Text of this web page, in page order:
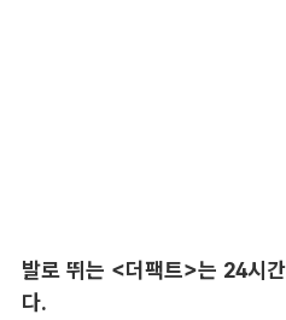
발로 뛰는 <더팩트>는 24시
다.